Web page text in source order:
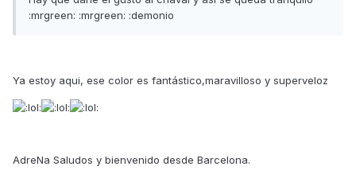
:mrgreen: :mrgreen: :demonio
Ya estoy aqui, ese color es fantástico,maravilloso y superveloz
AdreNa Saludos y bienvenido desde Barcelona.